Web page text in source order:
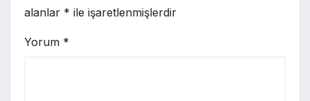
alanlar * ile işaretlenmişlerdir
Yorum *